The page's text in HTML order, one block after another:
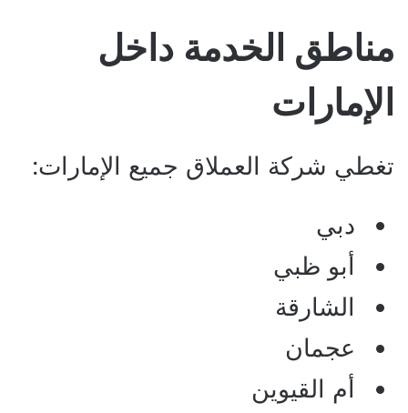
مناطق الخدمة داخل
الإمارات
تغطي شركة العملاق جميع الإمارات:
دبي
أبو ظبي
الشارقة
عجمان
أم القيوين